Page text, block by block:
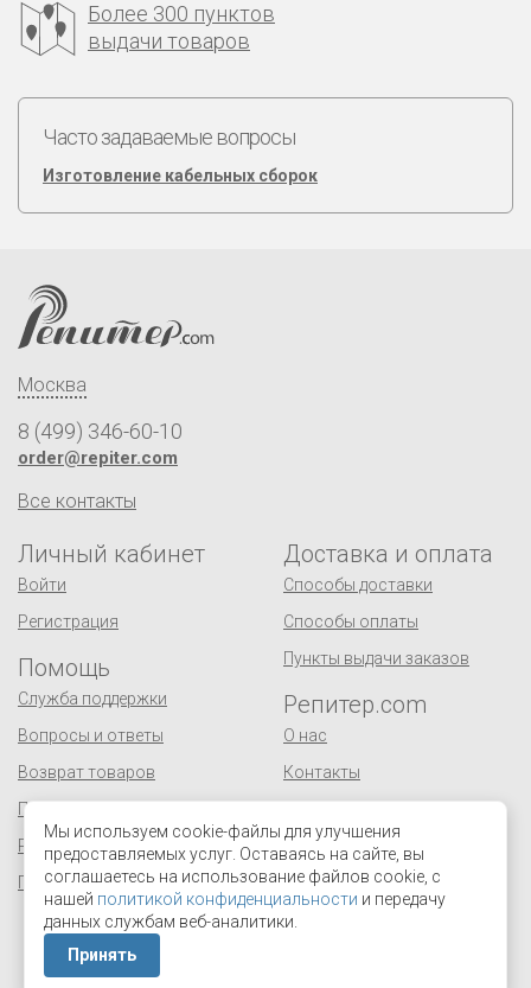
Более 300 пунктов
выдачи товаров
Часто задаваемые вопросы
Изготовление кабельных сборок
Москва
8 (499) 346-60-10
order@repiter.com
Все контакты
Личный кабинет
Войти
Регистрация
Помощь
Служба поддержки
Вопросы и ответы
Возврат товаров
Публичная оферта
Реквизиты
Персональные данные
Доставка и оплата
Способы доставки
Способы оплаты
Пункты выдачи заказов
Репитер.com
О нас
Контакты
Оптовым покупателям
Поставщикам
Отзывы и предложения
Мы используем cookie-файлы для улучшения
предоставляемых услуг. Оставаясь на сайте, вы
соглашаетесь на использование файлов cookie, с
нашей политикой конфиденциальности и передачу
данных службам веб-аналитики.
Принять